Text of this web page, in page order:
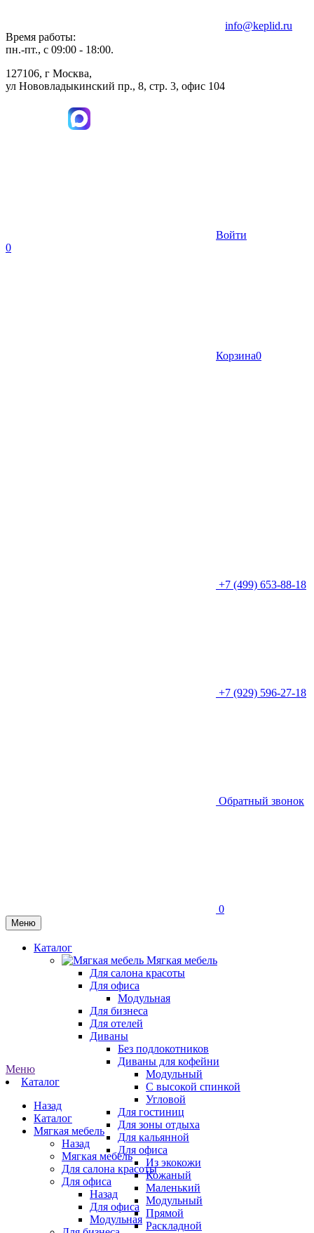
Время работы:
пн.-пт., с 09:00 - 18:00.
127106, г Москва,
ул Нововладыкинский пр., 8, стр. 3, офис 104
info@keplid.ru
Войти
0
Корзина0
+7 (499) 653-88-18
+7 (929) 596-27-18
Обратный звонок
0
Меню
Каталог
Мягкая мебель
Для салона красоты
Для офиса
Модульная
Для бизнеса
Для отелей
Диваны
Без подлокотников
Диваны для кофейни
Модульный
С высокой спинкой
Угловой
Для гостиниц
Для зоны отдыха
Для кальянной
Для офиса
Из экокожи
Кожаный
Маленький
Модульный
Прямой
Раскладной
Меню
Каталог
Назад
Каталог
Мягкая мебель
Назад
Мягкая мебель
Для салона красоты
Для офиса
Назад
Для офиса
Модульная